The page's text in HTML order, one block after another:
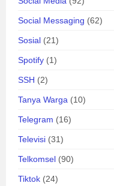
Social Messaging (62)
Sosial (21)
Spotify (1)
SSH (2)
Tanya Warga (10)
Telegram (16)
Televisi (31)
Telkomsel (90)
Tiktok (24)